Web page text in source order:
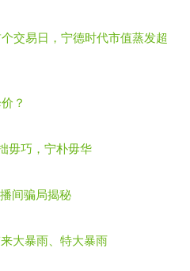
交易日，宁德时代市值蒸发超
？
毋巧，宁朴毋华
间骗局揭秘
大暴雨、特大暴雨